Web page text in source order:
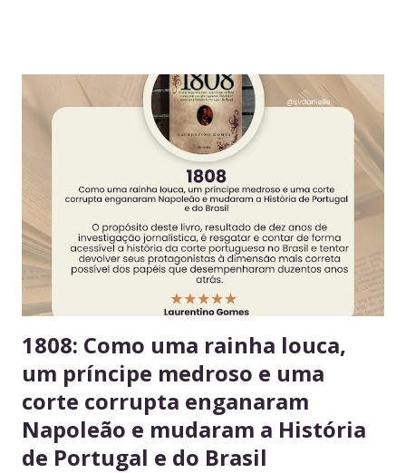
convivência e evita conflitos desnecessários. 2. Organize
seus alimentos em um único espaço Facilita o controle da
validade e mantém a geladeira práticas para todos. 3.
Consuma apenas o que é seu Evita mal-entendidos e
reforça a confiança entre colegas. 4. Derramou algo? Limpe
na hora Higiene imediata garante um ambiente limpo e
agradável para o próximo usuário. 5. Não deixe alimentos
estragarem Escolha um dia fixo da semana para revisar
seus itens e evitar desperdício. 6....
1808: Como uma rainha louca,
um príncipe medroso e uma
corte corrupta enganaram
Napoleão e mudaram a História
de Portugal e do Brasil